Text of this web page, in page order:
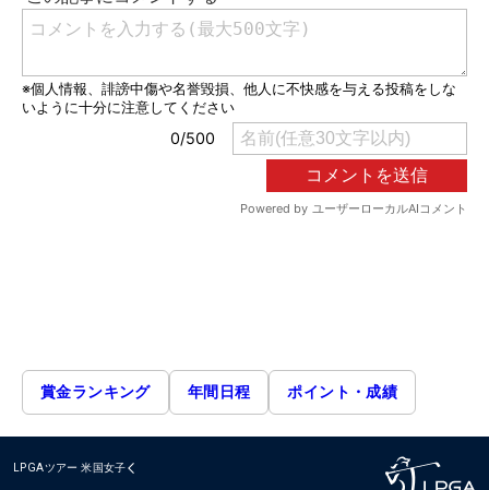
賞金ランキング 年間日程 ポイント・成績
LPGAツアー 米国女子